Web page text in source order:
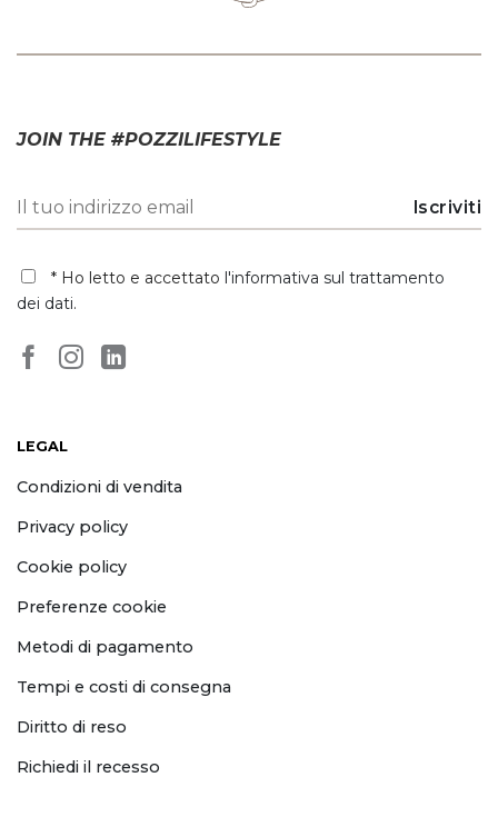
JOIN THE #POZZILIFESTYLE
* Ho letto e accettato l'informativa sul trattamento
dei dati.
LEGAL
Condizioni di vendita
Privacy policy
Cookie policy
Preferenze cookie
Metodi di pagamento
Tempi e costi di consegna
Diritto di reso
Richiedi il recesso